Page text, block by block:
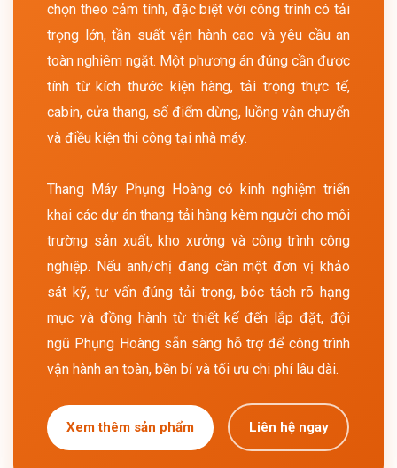
chọn theo cảm tính, đặc biệt với công trình có tải
trọng lớn, tần suất vận hành cao và yêu cầu an
toàn nghiêm ngặt. Một phương án đúng cần được
tính từ kích thước kiện hàng, tải trọng thực tế,
cabin, cửa thang, số điểm dừng, luồng vận chuyển
và điều kiện thi công tại nhà máy.
Thang Máy Phụng Hoàng có kinh nghiệm triển
khai các dự án thang tải hàng kèm người cho môi
trường sản xuất, kho xưởng và công trình công
nghiệp. Nếu anh/chị đang cần một đơn vị khảo
sát kỹ, tư vấn đúng tải trọng, bóc tách rõ hạng
mục và đồng hành từ thiết kế đến lắp đặt, đội
ngũ Phụng Hoàng sẵn sàng hỗ trợ để công trình
vận hành an toàn, bền bỉ và tối ưu chi phí lâu dài.
Xem thêm sản phẩm Liên hệ ngay